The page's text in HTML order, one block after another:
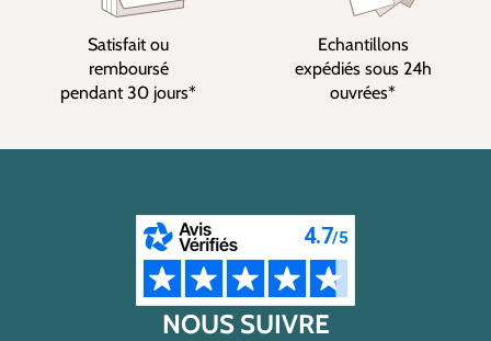
Satisfait ou
remboursé
pendant 30 jours*
Echantillons
expédiés sous 24h
ouvrées*
NOUS SUIVRE